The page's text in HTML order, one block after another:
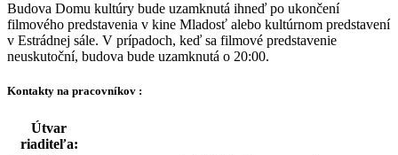
Budova Domu kultúry bude uzamknutá ihneď po ukončení
filmového predstavenia v kine Mladosť alebo kultúrnom predstavení
v Estrádnej sále. V prípadoch, keď sa filmové predstavenie
neuskutoční, budova bude uzamknutá o 20:00.
Kontakty na pracovníkov :
Útvar
riaditeľa: